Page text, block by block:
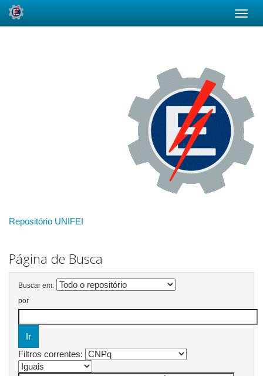
Repositório UNIFEI
Página de Busca
Buscar em:
por
Filtros correntes: